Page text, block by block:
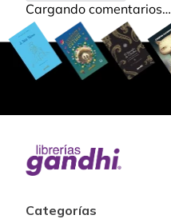
Cargando comentarios…
Categorías